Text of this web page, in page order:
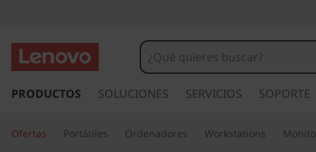
d
e
a
P
r
c
PRODUCTOS SOLUCIONES SERVICIOS SOPORTE
Ofertas Portátiles Ordenadores Workstations